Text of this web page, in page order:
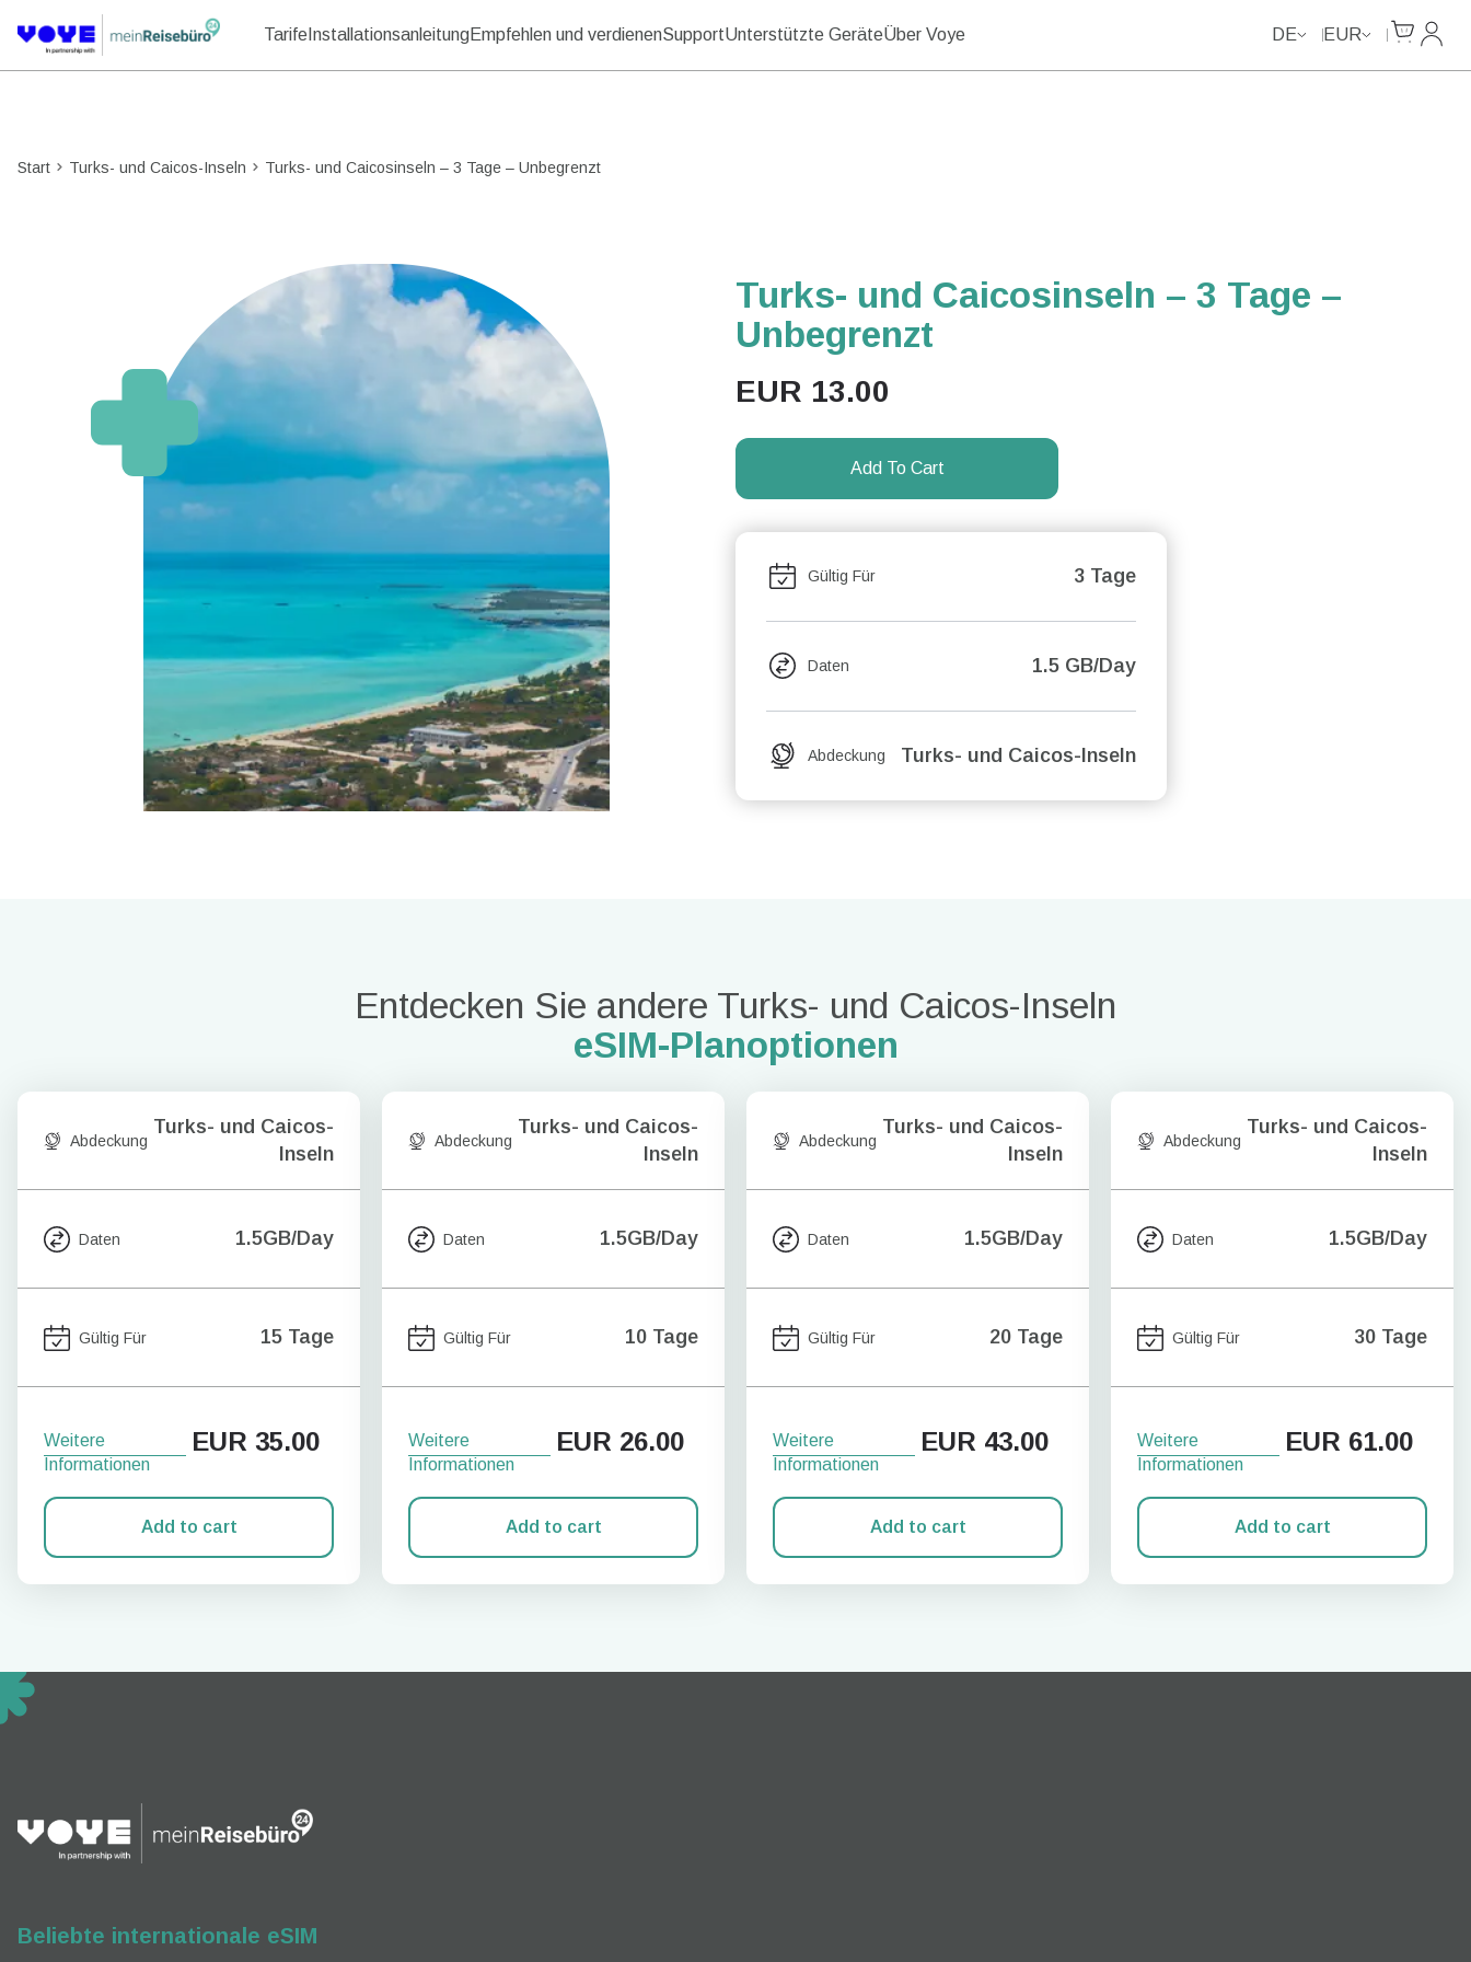
Tarife InstallationsanleitungEmpfehlen und verdienenSupportUnterstützte GeräteÜber Voye DE EUR
Mein
Start Turks- und Caicos-Inseln Turks- und Caicosinseln – 3 Tage – Unbegrenzt
Turks- und Caicosinseln – 3 Tage –
Unbegrenzt
EUR 13.00
Add To Cart
Gültig Für 3 Tage
Daten 1.5 GB/Day
Abdeckung Turks- und Caicos-Inseln
Entdecken Sie andere Turks- und Caicos-Inseln
eSIM-Planoptionen
Abdeckung
Turks- und Caicos-
Inseln
Daten 1.5GB/Day
Gültig Für 15 Tage
Weitere
Informationen
EUR 35.00
Add to cart
Abdeckung
Turks- und Caicos-
Inseln
Daten 1.5GB/Day
Gültig Für 10 Tage
Weitere
Informationen
EUR 26.00
Add to cart
Abdeckung
Turks- und Caicos-
Inseln
Daten 1.5GB/Day
Gültig Für 20 Tage
Weitere
Informationen
EUR 43.00
Add to cart
Abdeckung
Turks- und Caicos-
Inseln
Daten 1.5GB/Day
Gültig Für 30 Tage
Weitere
Informationen
EUR 61.00
Add to cart
Beliebte internationale eSIM